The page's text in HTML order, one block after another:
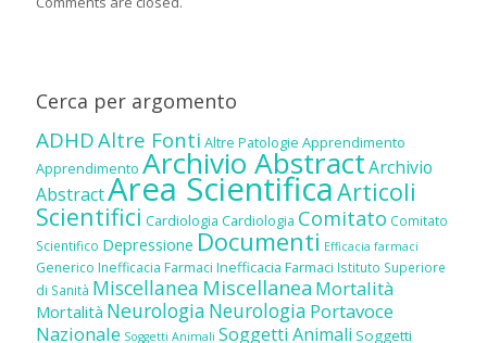
Cerca per argomento
ADHDAltre Fonti Altre Patologie Apprendimento
Apprendimento Archivio AbstractArchivio
AbstractArea ScientificaArticoli
Scientifici Cardiologia Cardiologia Comitato Comitato
Scientifico Depressione Documenti Efficacia farmaci
Generico Inefficacia Farmaci Inefficacia Farmaci Istituto Superiore
di Sanità Miscellanea Miscellanea Mortalità
Mortalità Neurologia Neurologia Portavoce
Nazionale Soggetti Animali Soggetti Animali Soggetti